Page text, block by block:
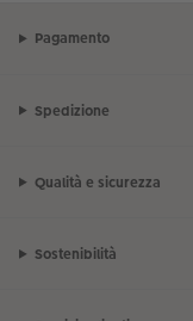
Pagamento
Spedizione
Qualità e sicurezza
Sostenibilità